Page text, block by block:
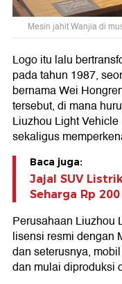
Mesin jahit Wanjia di
Logo itu lalu
pada tahun 1987,
bernama Wei
tersebut, di mana
Liuzhou Light
sekaligus
Baca juga:
Jajal SUV
Seharga Rp
Perusahaan Liuzhou
lisensi resmi dengan
dan seterusnya,
dan mulai diproduksi